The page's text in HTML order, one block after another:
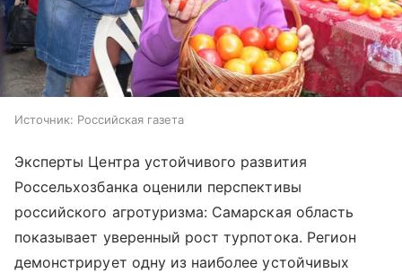
Источник: Российская газета
Эксперты Центра устойчивого развития
Россельхозбанка оценили перспективы
российского агротуризма: Самарская область
показывает уверенный рост турпотока. Регион
демонстрирует одну из наиболее устойчивых